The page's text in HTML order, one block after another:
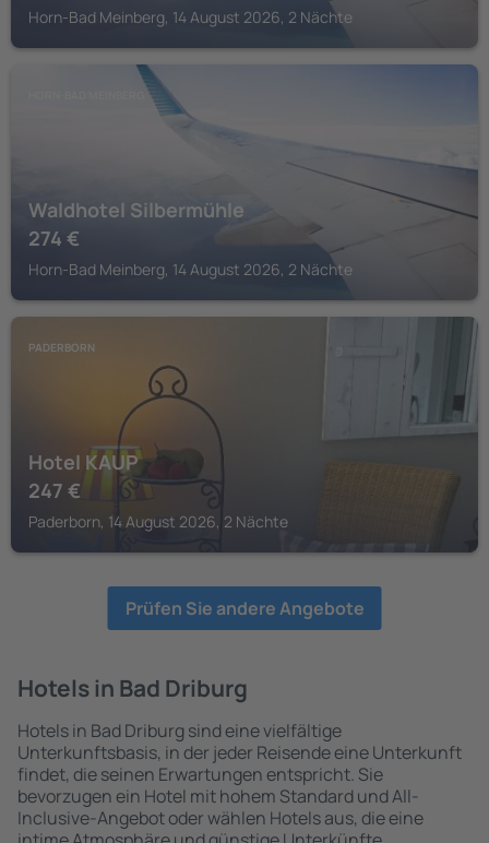
Horn-Bad Meinberg, 14 August 2026, 2 Nächte
Waldhotel Silbermühle
274 €
Horn-Bad Meinberg, 14 August 2026, 2 Nächte
PADERBORN
Hotel KAUP
247 €
Paderborn, 14 August 2026, 2 Nächte
Prüfen Sie andere Angebote
Hotels in Bad Driburg
Hotels in Bad Driburg sind eine vielfältige
Unterkunftsbasis, in der jeder Reisende eine Unterkunft
findet, die seinen Erwartungen entspricht. Sie
bevorzugen ein Hotel mit hohem Standard und All-
Inclusive-Angebot oder wählen Hotels aus, die eine